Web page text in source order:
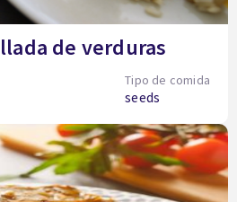
de verduras
Tipo de comida
seeds